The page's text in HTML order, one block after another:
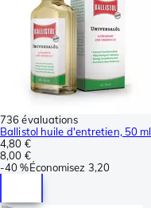
736 évaluations
Ballistol huile d'entretien, 50 ml
4,80 €
8,00 €
-40 %Économisez 3,20